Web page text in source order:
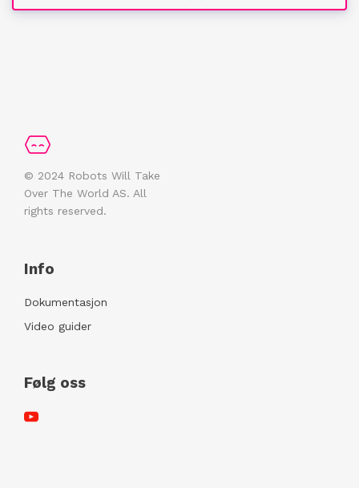
© 2024 Robots Will Take
Over The World AS. All
rights reserved.
Info
Dokumentasjon
Video guider
Følg oss